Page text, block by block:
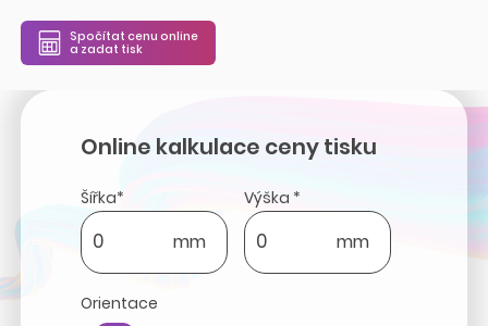
Spočítat cenu online
a zadat tisk
Online kalkulace ceny tisku
Šířka*
mm
Výška *
mm
Orientace